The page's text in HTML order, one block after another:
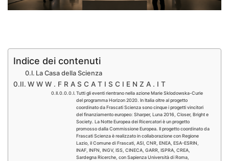
Indice dei contenuti
La Casa della Scienza
W W W . F R A S C A T I S C I E N Z A . I T
Tutti gli eventi rientrano nella azione Marie Sklodowska-Curie
del programma Horizon 2020. In Italia oltre al progetto
coordinato da Frascati Scienza sono cinque i progetti vincitori
del finanziamento europeo: Sharper, Luna 2016, Closer, Bright e
Society. La Notte Europea dei Ricercatori è un progetto
promosso dalla Commissione Europea. Il progetto coordinato da
Frascati Scienza è realizzato in collaborazione con Regione
Lazio, il Comune di Frascati, ASI, CNR, ENEA, ESA-ESRIN,
INAF, INFN, INGV, ISS, CINECA, GARR, ISPRA, CREA,
Sardegna Ricerche, con Sapienza Università di Roma,